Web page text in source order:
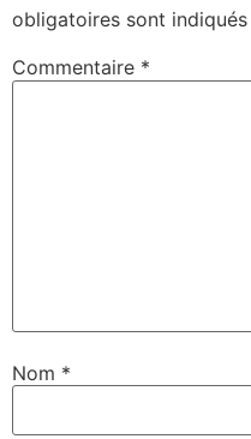
obligatoires sont indiqués
Commentaire *
Nom *